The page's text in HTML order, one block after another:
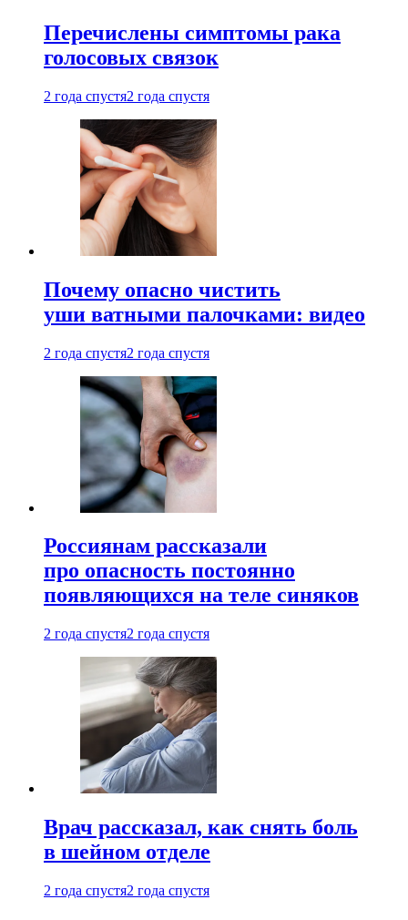
Перечислены симптомы рака
голосовых связок
2 года спустя2 года спустя
Почему опасно чистить
уши ватными палочками: видео
2 года спустя2 года спустя
Россиянам рассказали
про опасность постоянно
появляющихся на теле синяков
2 года спустя2 года спустя
Врач рассказал, как снять боль
в шейном отделе
2 года спустя2 года спустя